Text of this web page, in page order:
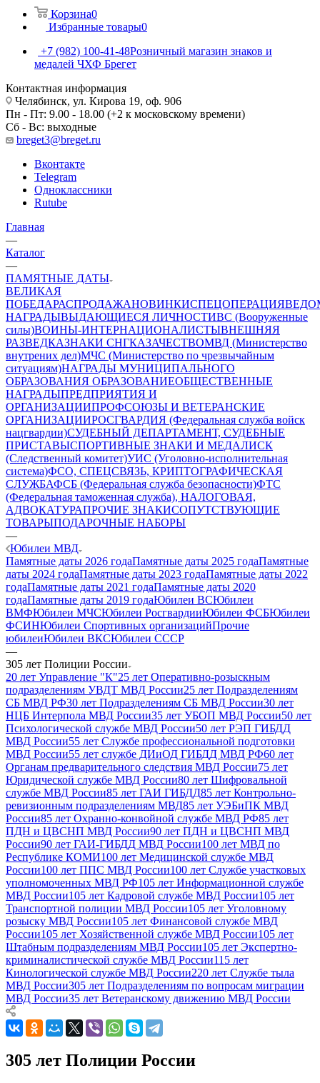
Корзина0
Избранные товары0
+7 (982) 100-41-48Розничный магазин знаков и
медалей ЧХФ Брегет
Контактная информация
Челябинск, ул. Кирова 19, оф. 906
Пн - Пт: 9.00 - 18.00 (+2 к московскому времени)
Сб - Вс: выходные
breget3@breget.ru
Вконтакте
Telegram
Одноклассники
Rutube
Главная
—
Каталог
—
ПАМЯТНЫЕ ДАТЫ
ВЕЛИКАЯ
ПОБЕДАРАСПРОДАЖАНОВИНКИСПЕЦОПЕРАЦИЯ
НАГРАДЫВЫДАЮЩИЕСЯ ЛИЧНОСТИВС (Вооруженные
силы)ВОИНЫ-ИНТЕРНАЦИОНАЛИСТЫВНЕШНЯЯ
РАЗВЕДКАЗНАКИ СНГКАЗАЧЕСТВОМВД (Министерство
внутрених дел)МЧС (Министерство по чрезвычайным
ситуациям)НАГРАДЫ МУНИЦИПАЛЬНОГО
ОБРАЗОВАНИЯ ОБРАЗОВАНИЕОБЩЕСТВЕННЫЕ
НАГРАДЫПРЕДПРИЯТИЯ И
ОРГАНИЗАЦИИПРОФСОЮЗЫ И ВЕТЕРАНСКИЕ
ОРГАНИЗАЦИИРОСГВАРДИЯ (Федеральная служба войск
нацгвардии)СУДЕБНЫЙ ДЕПАРТАМЕНТ, СУДЕБНЫЕ
ПРИСТАВЫСПОРТИВНЫЕ ЗНАКИ И МЕДАЛИСК
(Следственный комитет)УИС (Уголовно-исполнительная
система)ФСО, СПЕЦСВЯЗЬ, КРИПТОГРАФИЧЕСКАЯ
СЛУЖБАФСБ (Федеральная служба безопасности)ФТС
(Федеральная таможенная служба), НАЛОГОВАЯ,
АДВОКАТУРАПРОЧИЕ ЗНАКИСОПУТСТВУЮЩИЕ
ТОВАРЫПОДАРОЧНЫЕ НАБОРЫ
—
Юбилеи МВД
Памятные даты 2026 годаПамятные даты 2025 годаПамятные
даты 2024 годаПамятные даты 2023 годаПамятные даты 2022
годаПамятные даты 2021 годаПамятные даты 2020
годаПамятные даты 2019 годаЮбилеи ВСЮбилеи
ВМФЮбилеи МЧСЮбилеи РосгвардииЮбилеи ФСБЮбилеи
ФСИНЮбилеи Спортивных организацийПрочие
юбилеиЮбилеи ВКСЮбилеи СССР
—
305 лет Полиции России
20 лет Управление "К"25 лет Оперативно-розыскным
подразделениям УВДТ МВД России25 лет Подразделениям
СБ МВД РФ30 лет Подразделениям СБ МВД России30 лет
НЦБ Интерпола МВД России35 лет УБОП МВД России50 лет
Психологической службе МВД России50 лет РЭП ГИБДД
МВД России55 лет Службе профессиональной подготовки
МВД России55 лет службе ДИиОД ГИБДД МВД РФ60 лет
Органам предварительного следствия МВД России75 лет
Юридической службе МВД России80 лет Шифровальной
службе МВД России85 лет ГАИ ГИБДД85 лет Контрольно-
ревизионным подразделениям МВД85 лет УЭБиПК МВД
России85 лет Охранно-конвойной службе МВД РФ85 лет
ПДН и ЦВСНП МВД России90 лет ПДН и ЦВСНП МВД
России90 лет ГАИ-ГИБДД МВД России100 лет МВД по
Республике КОМИ100 лет Медицинской службе МВД
России100 лет ППС МВД России100 лет Службе участковых
уполномоченных МВД РФ105 лет Информационной службе
МВД России105 лет Кадровой службе МВД России105 лет
Транспортной полиции МВД России105 лет Уголовному
розыску МВД России105 лет Финансовой службе МВД
России105 лет Хозяйственной службе МВД России105 лет
Штабным подразделениям МВД России105 лет Экспертно-
криминалистической службе МВД России115 лет
Кинологической службе МВД России220 лет Службе тыла
МВД России305 лет Подразделениям по вопросам миграции
МВД России35 лет Ветеранскому движению МВД России
305 лет Полиции России